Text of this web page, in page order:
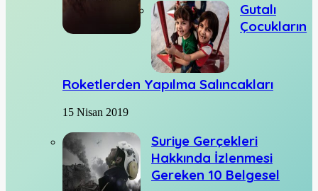
Gutalı
Çocukların
Roketlerden Yapılma Salıncakları
15 Nisan 2019
Suriye Gerçekleri
Hakkında İzlenmesi
Gereken 10 Belgesel